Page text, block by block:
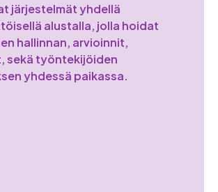
järjestelmät yhdellä
alustalla, jolla hoidat
hallinnan, arvioinnit,
sekä työntekijöiden
yhdessä paikassa.